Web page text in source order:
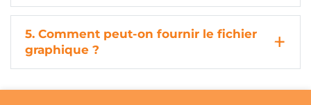
5. Comment peut-on fournir le fichier
graphique ?